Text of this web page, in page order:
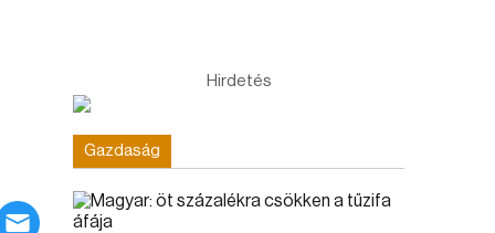
Hirdetés
Gazdaság